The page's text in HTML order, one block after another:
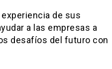
de sus
a las empresas a
desafíos del futuro con